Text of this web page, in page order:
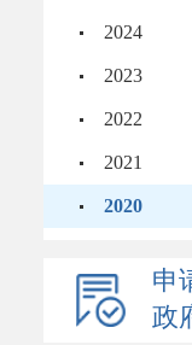
2024
2023
2022
2021
2020
申
政